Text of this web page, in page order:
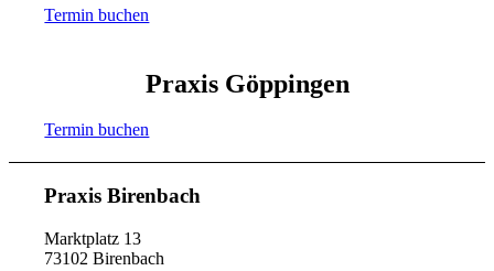
Termin buchen
Praxis Göppingen
Termin buchen
Praxis Birenbach
Marktplatz 13
73102 Birenbach